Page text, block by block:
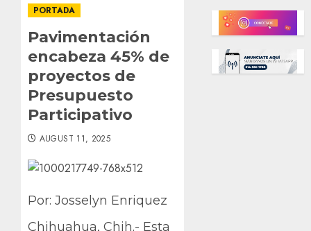
PORTADA
Pavimentación
encabeza 45% de
proyectos de
Presupuesto
Participativo
AUGUST 11, 2025
Por: Josselyn Enriquez
Chihuahua, Chih.- Esta